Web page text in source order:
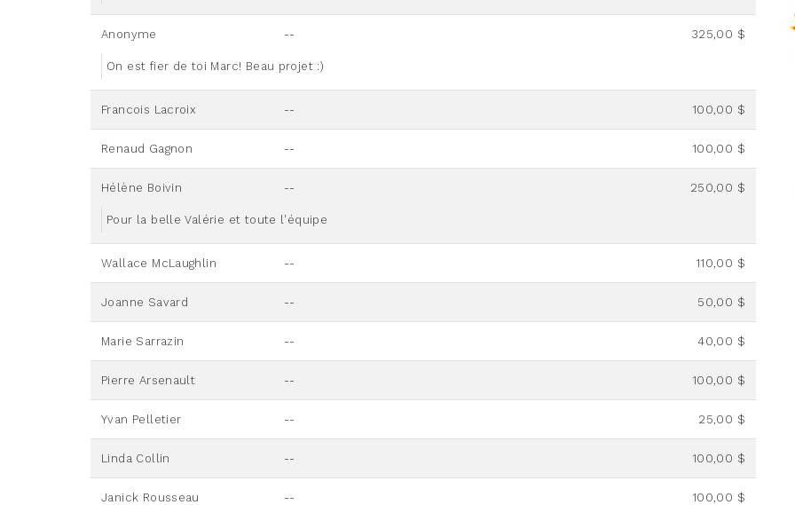
Anonyme -- 325,00 $
On est fier de toi Marc! Beau projet :)
Francois Lacroix -- 100,00 $
Renaud Gagnon -- 100,00 $
Hélène Boivin -- 250,00 $
Pour la belle Valérie et toute l'équipe
Wallace McLaughlin -- 110,00 $
Joanne Savard -- 50,00 $
Marie Sarrazin -- 40,00 $
Pierre Arsenault -- 100,00 $
Yvan Pelletier -- 25,00 $
Linda Collin -- 100,00 $
Janick Rousseau -- 100,00 $